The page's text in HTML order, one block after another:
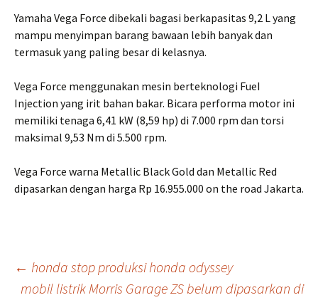
Yamaha Vega Force dibekali bagasi berkapasitas 9,2 L yang
mampu menyimpan barang bawaan lebih banyak dan
termasuk yang paling besar di kelasnya.
Vega Force menggunakan mesin berteknologi FueI
Injection yang irit bahan bakar. Bicara performa motor ini
memiliki tenaga 6,41 kW (8,59 hp) di 7.000 rpm dan torsi
maksimal 9,53 Nm di 5.500 rpm.
Vega Force warna Metallic Black Gold dan Metallic Red
dipasarkan dengan harga Rp 16.955.000 on the road Jakarta.
Post
← honda stop produksi honda odyssey
mobil listrik Morris Garage ZS belum dipasarkan di